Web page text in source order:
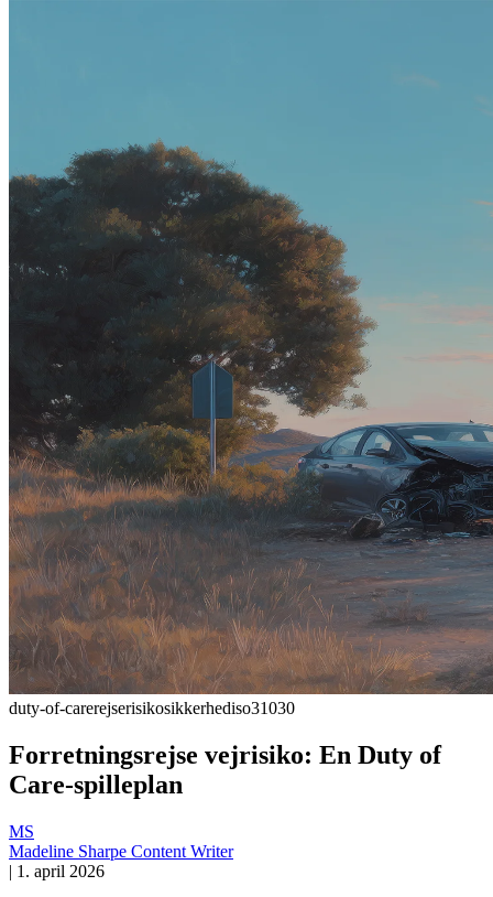
duty-of-carerejserisikosikkerhediso31030
Forretningsrejse vejrisiko: En Duty of
Care-spilleplan
MS
Madeline Sharpe Content Writer
| 1. april 2026